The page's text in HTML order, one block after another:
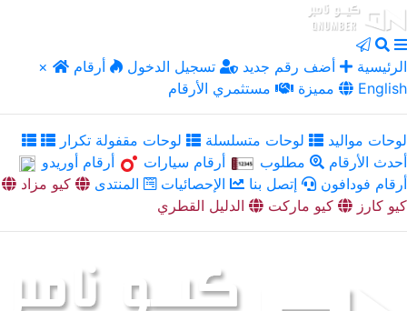
× الرئيسية أضف رقم جديد تسجيل الدخول
أرقام
مميزة
مستثمري الأرقام English
لوحات مواليد لوحات متسلسلة
لوحات مقفولة تكرار
أحدث الأرقام
مطلوب أرقام سيارات
أرقام أوريدو
أرقام فودافون
إتصل بنا الإحصائيات المنتدى
كيو مزاد
كيو كارز
كيو ماركت الدليل القطري